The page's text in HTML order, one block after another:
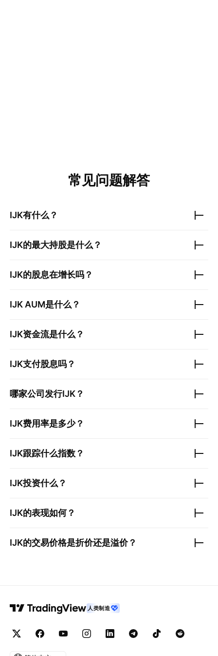
常见问题解答
IJK有什么？
IJK的最大持股是什么？
IJK的股息在增长吗？
IJK AUM是什么？
IJK资金流是什么？
IJK支付股息吗？
哪家公司发行IJK ？
IJK费用率是多少？
IJK跟踪什么指数？
IJK投资什么？
IJK的表现如何？
IJK的交易价格是折价还是溢价？
人类制造